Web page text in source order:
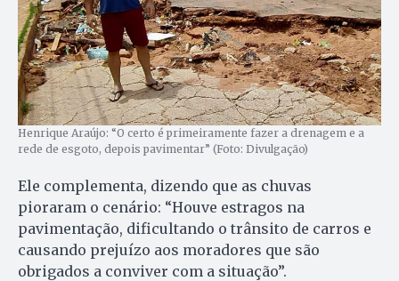
Henrique Araújo: “O certo é primeiramente fazer a drenagem e a
rede de esgoto, depois pavimentar” (Foto: Divulgação)
Ele complementa, dizendo que as chuvas
pioraram o cenário: “Houve estragos na
pavimentação, dificultando o trânsito de carros e
causando prejuízo aos moradores que são
obrigados a conviver com a situação”.